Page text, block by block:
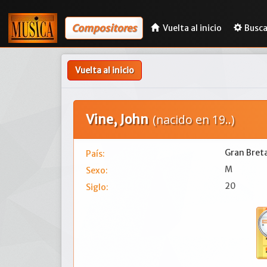
Compositores Vuelta al inicio
Vuelta al inicio
Vine, John (nacido en 19..)
País:
Gran
Sexo:
M
Siglo:
20